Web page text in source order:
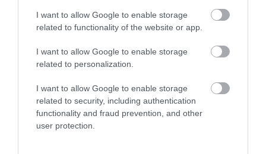
I want to allow Google to enable storage
related to functionality of the website or app.
I want to allow Google to enable storage
related to personalization.
I want to allow Google to enable storage
related to security, including authentication
functionality and fraud prevention, and other
user protection.
συμμετοχής γίνεται από τις
σχολικές μονάδες με τη
συμπλήρωση της παρακάτω
φόρμας:
Αν υπάρχει ενδιαφέρον παρακολούθησης
διαδικτυακής ομιλίας, παρακαλούμε να